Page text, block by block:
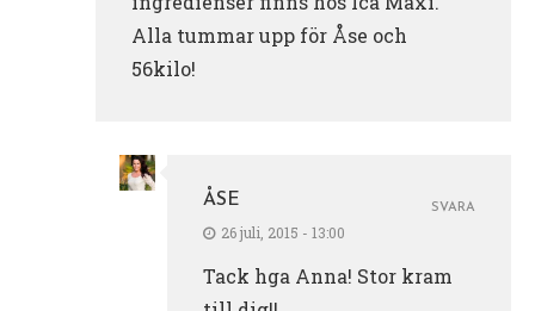
Alla tummar upp för Åse och
56kilo!
ÅSE
26 juli, 2015 - 13:00
Tack hga Anna! Stor kram
SVARA